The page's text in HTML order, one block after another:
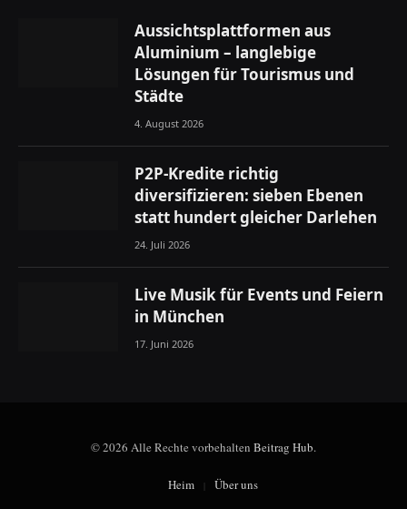
Aussichtsplattformen aus
Aluminium – langlebige
Lösungen für Tourismus und
Städte
4. August 2026
P2P-Kredite richtig
diversifizieren: sieben Ebenen
statt hundert gleicher Darlehen
24. Juli 2026
Live Musik für Events und Feiern
in München
17. Juni 2026
© 2026 Alle Rechte vorbehalten Beitrag Hub.
Heim Über uns